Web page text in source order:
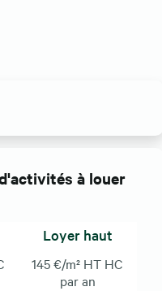
à louer
Loyer haut
145 €/m² HT HC
par an